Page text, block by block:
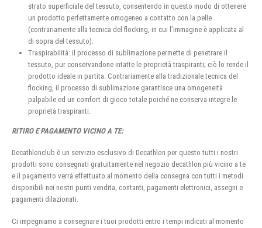
strato superficiale del tessuto, consentendo in questo modo di ottenere
un prodotto perfettamente omogeneo a contatto con la pelle
(contrariamente alla tecnica del flocking, in cui l’immagine è applicata al
di sopra del tessuto).
Traspirabilità: il processo di sublimazione permette di penetrare il
tessuto, pur conservandone intatte le proprietà traspiranti; ciò lo rende il
prodotto ideale in partita. Contrariamente alla tradizionale tecnica del
flocking, il processo di sublimazione garantisce una omogeneità
palpabile ed un comfort di gioco totale poiché ne conserva integre le
proprietà traspiranti.
RITIRO E PAGAMENTO VICINO A TE:
Decathlonclub è un servizio esclusivo di Decathlon per questo tutti i nostri
prodotti sono consegnati gratuitamente nel negozio decathlon più vicino a te
e il pagamento verrà effettuato al momento della consegna con tutti i metodi
disponibili nei nostri punti vendita, contanti, pagamenti elettronici, assegni e
pagamenti dilazionati.
Ci impegniamo a consegnare i tuoi prodotti entro i tempi indicati al momento